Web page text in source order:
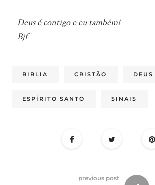
Deus é contigo e eu também!
Bjf
BIBLIA CRISTÃO DEUS
ESPÍRITO SANTO SINAIS
previous post